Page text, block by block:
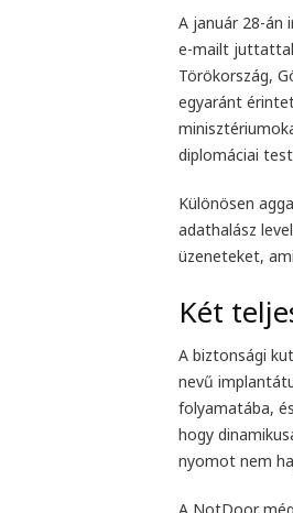
A január 28-án
e-mailt
Törökország,
egyaránt
diplomáciai
Különösen
adathalász
üzeneteket,
Két
A biztonsági
nevű
folyamatába,
hogy
nyomot nem